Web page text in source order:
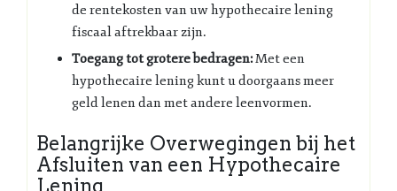
de rentekosten van uw hypothecaire lening
fiscaal aftrekbaar zijn.
Toegang tot grotere bedragen:Met een
hypothecaire lening kunt u doorgaans meer
geld lenen dan met andere leenvormen.
Belangrijke Overwegingen bij het
Afsluiten van een Hypothecaire
Lening